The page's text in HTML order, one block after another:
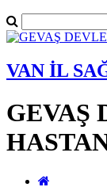
VAN İL
GEVAŞ